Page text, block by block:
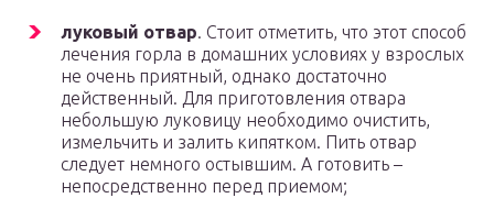
луковый отвар. Стоит отметить, что этот способ
лечения горла в домашних условиях у взрослых
не очень приятный, однако достаточно
действенный. Для приготовления отвара
небольшую луковицу необходимо очистить,
измельчить и залить кипятком. Пить отвар
следует немного остывшим. А готовить –
непосредственно перед приемом;